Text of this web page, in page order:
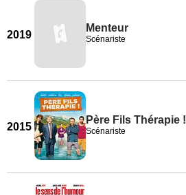
2019
Menteur
Scénariste
2015
Père Fils Thérapie !
Scénariste